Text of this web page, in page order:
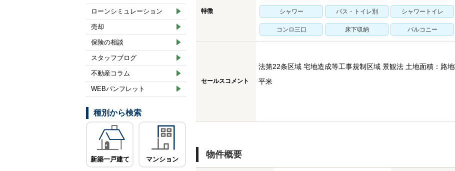
特徴 シャワー バス・トイレ別 シャワートイレ
コンロ三口 床下収納 バルコニー
セールスコメント
法第22条区域 宅地造成等工事規制区域 景観法 土地面積：路
平米
物件概要
ローンシミュレーション
売却
保険の相談
スタッフブログ
不動産コラム
WEBパンフレット
種別から検索
新築一戸建て マンション